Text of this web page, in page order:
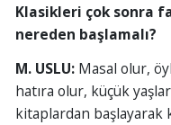
Klasikleri çok sonra
nereden başlamalı?
M. USLU:Masal olur,
hatıra olur, küçük
kitaplardan başlayarak